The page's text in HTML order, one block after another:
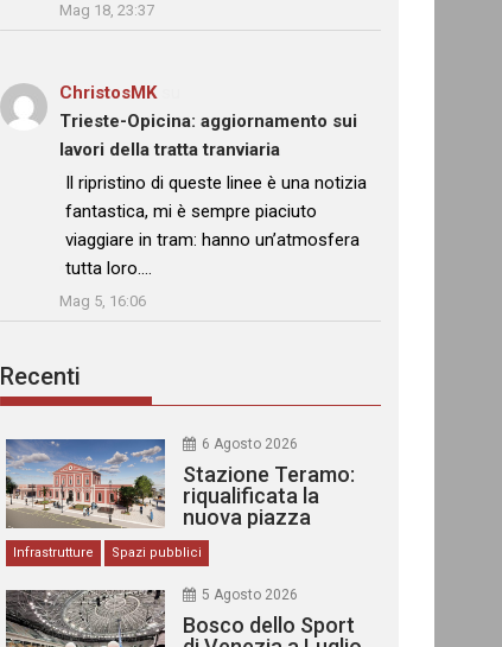
Mag 18, 23:37
ChristosMKsu
Trieste-Opicina: aggiornamento sui
lavori della tratta tranviaria
: “
Il ripristino di queste linee è una notizia
fantastica, mi è sempre piaciuto
viaggiare in tram: hanno un’atmosfera
tutta loro.…
Mag 5, 16:06
Recenti
6 Agosto 2026
Stazione Teramo:
riqualificata la
nuova piazza
urbana
Infrastrutture Spazi pubblici
5 Agosto 2026
Bosco dello Sport